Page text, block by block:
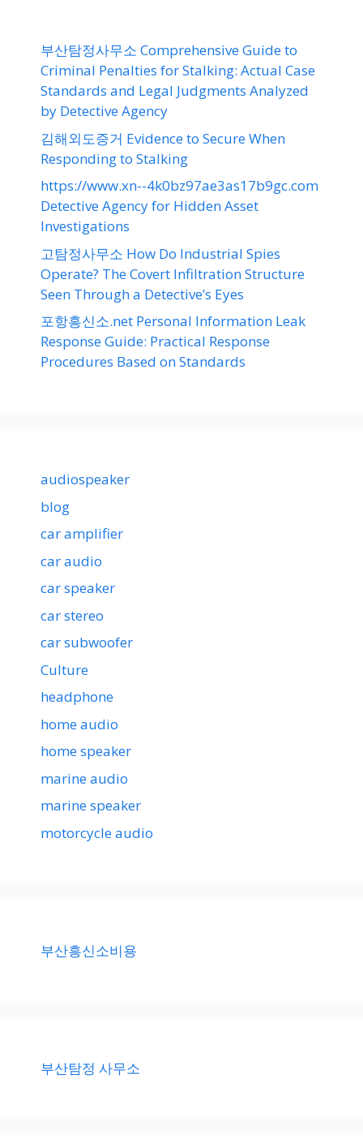
부산탐정사무소 Comprehensive Guide to
Criminal Penalties for Stalking: Actual Case
Standards and Legal Judgments Analyzed
by Detective Agency
김해외도증거 Evidence to Secure When
Responding to Stalking
https://www.xn--4k0bz97ae3as17b9gc.com
Detective Agency for Hidden Asset
Investigations
고탐정사무소 How Do Industrial Spies
Operate? The Covert Infiltration Structure
Seen Through a Detective’s Eyes
포항흥신소.net Personal Information Leak
Response Guide: Practical Response
Procedures Based on Standards
audiospeaker
blog
car amplifier
car audio
car speaker
car stereo
car subwoofer
Culture
headphone
home audio
home speaker
marine audio
marine speaker
motorcycle audio
부산흥신소비용
부산탐정 사무소